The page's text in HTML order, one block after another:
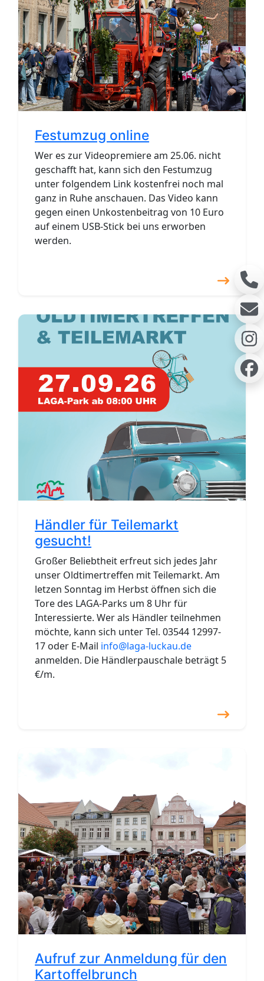
Festumzug online
Wer es zur Videopremiere am 25.06. nicht
geschafft hat, kann sich den Festumzug
unter folgendem Link kostenfrei noch mal
ganz in Ruhe anschauen. Das Video kann
gegen einen Unkostenbeitrag von 10 Euro
auf einem USB-Stick bei uns erworben
werden.
Händler für Teilemarkt
gesucht!
Großer Beliebtheit erfreut sich jedes Jahr
unser Oldtimertreffen mit Teilemarkt. Am
letzen Sonntag im Herbst öffnen sich die
Tore des LAGA-Parks um 8 Uhr für
Interessierte. Wer als Händler teilnehmen
möchte, kann sich unter Tel. 03544 12997-
17 oder E-Mail info@laga-luckau.de
anmelden. Die Händlerpauschale beträgt 5
€/m.
Aufruf zur Anmeldung für den
Kartoffelbrunch